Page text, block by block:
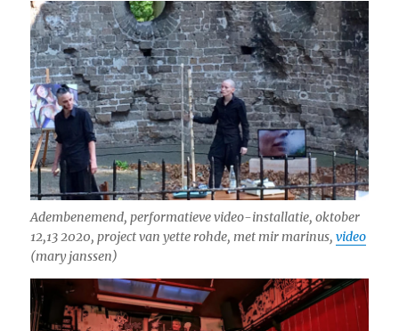
Adembenemend, performatieve video-installatie, oktober
12,13 2020, project van yette rohde, met mir marinus,video
(mary janssen)